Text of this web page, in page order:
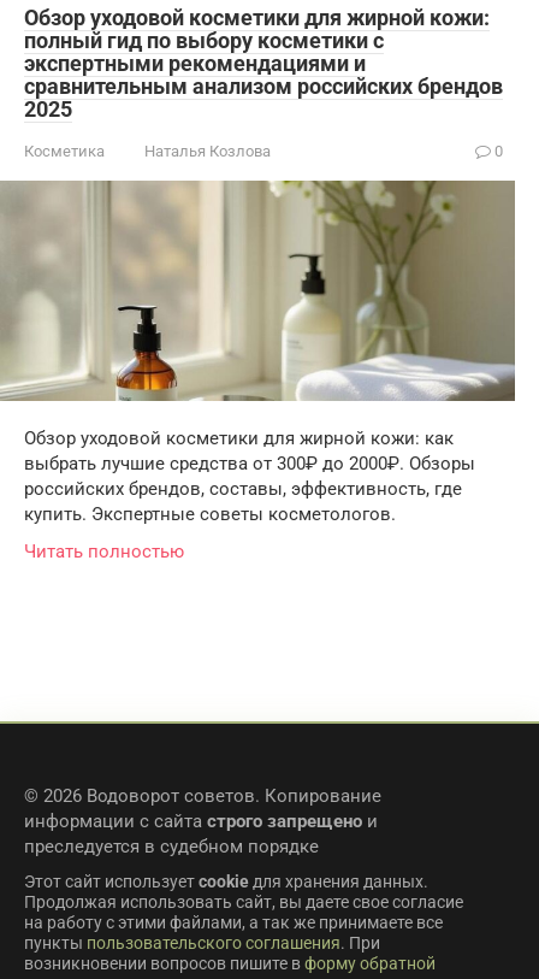
Обзор уходовой косметики для жирной кожи:
полный гид по выбору косметики с
экспертными рекомендациями и
сравнительным анализом российских брендов
2025
Косметика Наталья Козлова 0
Обзор уходовой косметики для жирной кожи: как
выбрать лучшие средства от 300₽ до 2000₽. Обзоры
российских брендов, составы, эффективность, где
купить. Экспертные советы косметологов.
Читать полностью
© 2026 Водоворот советов. Копирование
информации с сайта строго запрещено и
преследуется в судебном порядке
Этот сайт используетcookieдля хранения данных.
Продолжая использовать сайт, вы даете свое согласие
на работу с этими файлами, а так же принимаете все
пункты пользовательского соглашения. При
возникновении вопросов пишите вформу обратной